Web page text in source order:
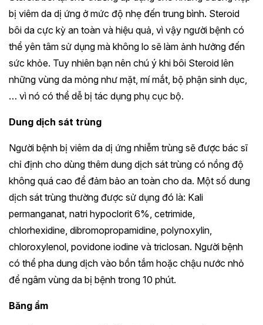
bị viêm da dị ứng ở mức độ nhẹ đến trung bình. Steroid
bôi da cực kỳ an toàn và hiệu quả, vì vậy người bệnh có
thể yên tâm sử dụng mà không lo sẽ làm ảnh hưởng đến
sức khỏe. Tuy nhiên bạn nên chú ý khi bôi Steroid lên
những vùng da mỏng như mặt, mí mắt, bộ phận sinh dục,
… vì nó có thể dễ bị tác dụng phụ cục bộ.
Dung dịch sát trùng
Người bệnh bị viêm da dị ứng nhiễm trùng sẽ được bác sĩ
chỉ định cho dùng thêm dung dịch sát trùng có nồng độ
không quá cao để đảm bảo an toàn cho da. Một số dung
dịch sát trùng thường được sử dụng đó là: Kali
permanganat, natri hypoclorit 6%, cetrimide,
chlorhexidine, dibromopropamidine, polynoxylin,
chloroxylenol, povidone iodine và triclosan. Người bệnh
có thể pha dung dịch vào bồn tắm hoặc chậu nước nhỏ
để ngâm vùng da bị bệnh trong 10 phút.
Băng ẩm